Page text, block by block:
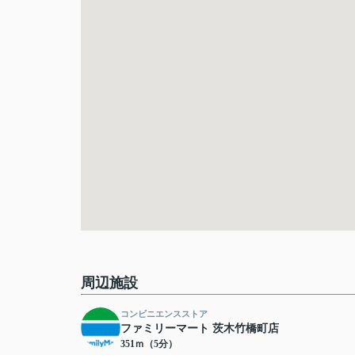
周辺施設
コンビニエンスストア
ファミリーマート 茨木竹橋町店
351ｍ（5分）